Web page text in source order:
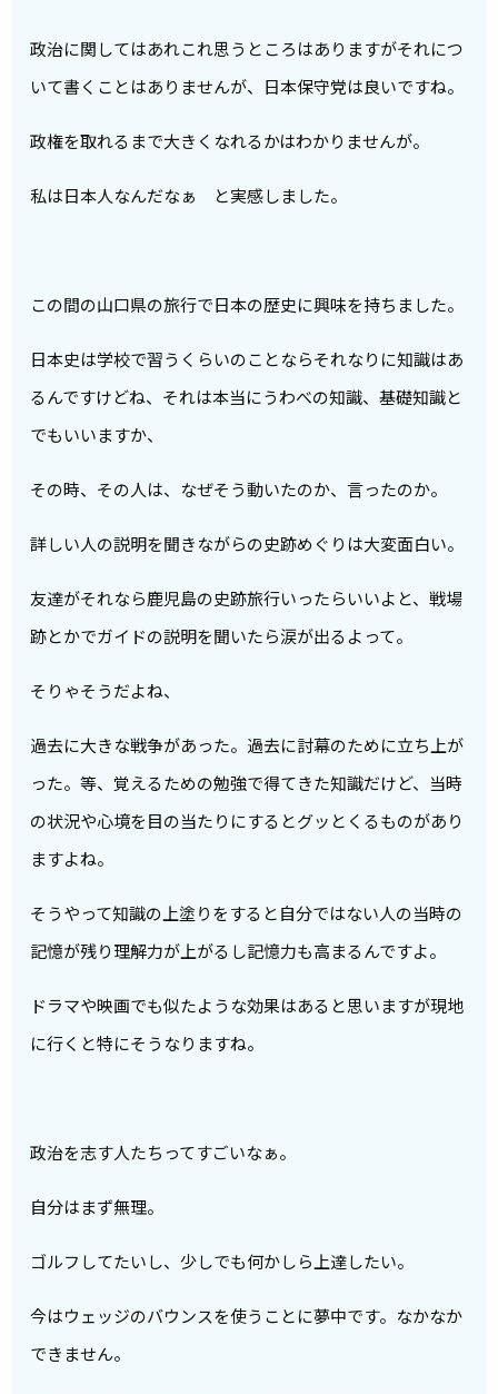
政治に関してはあれこれ思うところはありますがそれにつ
いて書くことはありませんが、日本保守党は良いですね。
政権を取れるまで大きくなれるかはわかりませんが。
私は日本人なんだなぁ と実感しました。
この間の山口県の旅行で日本の歴史に興味を持ちました。
日本史は学校で習うくらいのことならそれなりに知識はあ
るんですけどね、それは本当にうわべの知識、基礎知識と
でもいいますか、
その時、その人は、なぜそう動いたのか、言ったのか。
詳しい人の説明を聞きながらの史跡めぐりは大変面白い。
友達がそれなら鹿児島の史跡旅行いったらいいよと、戦場
跡とかでガイドの説明を聞いたら涙が出るよって。
そりゃそうだよね、
過去に大きな戦争があった。過去に討幕のために立ち上が
った。等、覚えるための勉強で得てきた知識だけど、当時
の状況や心境を目の当たりにするとグッとくるものがあり
ますよね。
そうやって知識の上塗りをすると自分ではない人の当時の
記憶が残り理解力が上がるし記憶力も高まるんですよ。
ドラマや映画でも似たような効果はあると思いますが現地
に行くと特にそうなりますね。
政治を志す人たちってすごいなぁ。
自分はまず無理。
ゴルフしてたいし、少しでも何かしら上達したい。
今はウェッジのバウンスを使うことに夢中です。なかなか
できません。